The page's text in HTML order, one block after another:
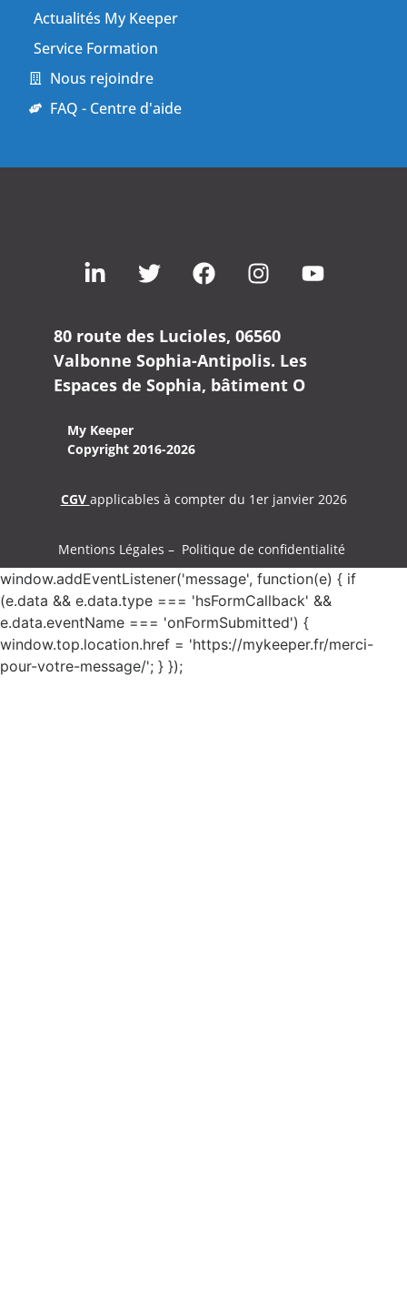
Actualités My Keeper
Service Formation
Nous rejoindre
FAQ - Centre d'aide
80 route des Lucioles, 06560
Valbonne Sophia-Antipolis. Les
Espaces de Sophia, bâtiment O
My Keeper
Copyright 2016-2026
CGV applicables à compter du 1er janvier 2026
Mentions Légales – Politique de confidentialité
window.addEventListener('message', function(e) { if
(e.data && e.data.type === 'hsFormCallback' &&
e.data.eventName === 'onFormSubmitted') {
window.top.location.href = 'https://mykeeper.fr/merci-
pour-votre-message/'; } });